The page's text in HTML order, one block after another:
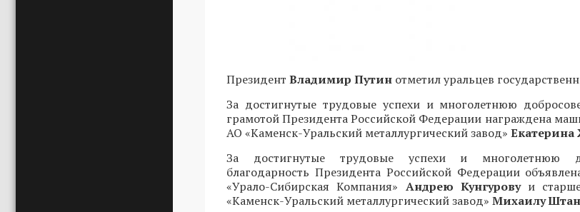
Президент Владимир Путин отметил уральцев
За достигнутые трудовые успехи и многолетнюю
грамотой Президента Российской Федерации награждена
АО «Каменск-Уральский металлургический завод»
За достигнутые трудовые успехи и многолетнюю
благодарность Президента Российской Федерации
«Урало-Сибирская Компания» Андрею Кунгуровуи
«Каменск-Уральский металлургический завод» Михаилу